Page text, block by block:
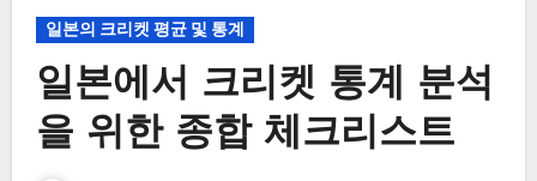
일본의 크리켓 평균 및 통계
일본에서 크리켓 통계 분석
을 위한 종합 체크리스트